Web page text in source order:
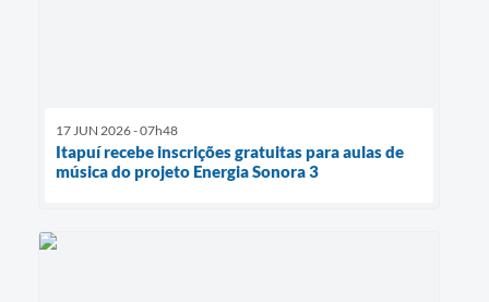
17 JUN 2026 - 07h48
Itapuí recebe inscrições gratuitas para aulas de
música do projeto Energia Sonora 3